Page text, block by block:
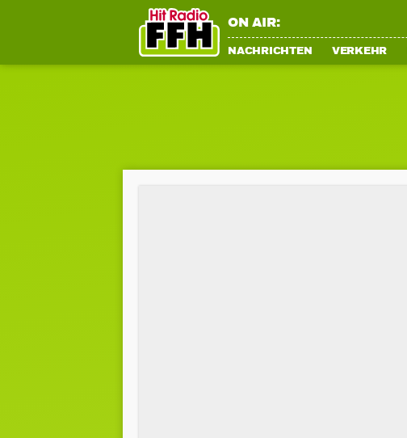
ON AIR:
NACHRICHTEN VERKEHR